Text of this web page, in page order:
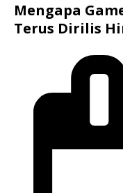
Mengapa
Terus Dirilis